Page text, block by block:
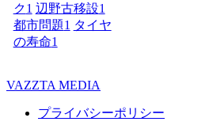
ク1 辺野古移設1
都市問題1 タイヤ
の寿命1
VAZZTA MEDIA
プライバシーポリシー